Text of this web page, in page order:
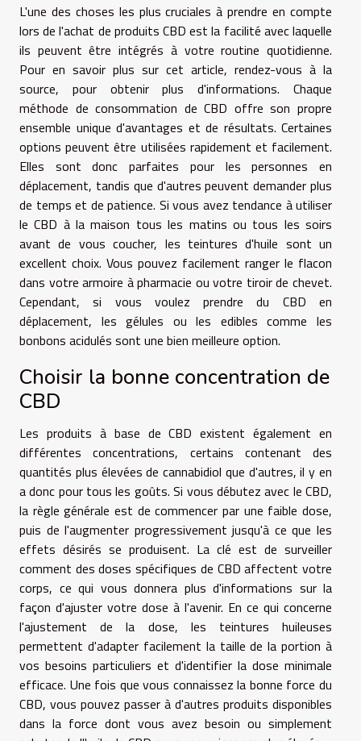
L'une des choses les plus cruciales à prendre en compte
lors de l'achat de produits CBD est la facilité avec laquelle
ils peuvent être intégrés à votre routine quotidienne.
Pour en savoir plus sur cet article, rendez-vous à la
source, pour obtenir plus d'informations. Chaque
méthode de consommation de CBD offre son propre
ensemble unique d'avantages et de résultats. Certaines
options peuvent être utilisées rapidement et facilement.
Elles sont donc parfaites pour les personnes en
déplacement, tandis que d'autres peuvent demander plus
de temps et de patience. Si vous avez tendance à utiliser
le CBD à la maison tous les matins ou tous les soirs
avant de vous coucher, les teintures d'huile sont un
excellent choix. Vous pouvez facilement ranger le flacon
dans votre armoire à pharmacie ou votre tiroir de chevet.
Cependant, si vous voulez prendre du CBD en
déplacement, les gélules ou les edibles comme les
bonbons acidulés sont une bien meilleure option.
Choisir la bonne concentration de
CBD
Les produits à base de CBD existent également en
différentes concentrations, certains contenant des
quantités plus élevées de cannabidiol que d'autres, il y en
a donc pour tous les goûts. Si vous débutez avec le CBD,
la règle générale est de commencer par une faible dose,
puis de l'augmenter progressivement jusqu'à ce que les
effets désirés se produisent. La clé est de surveiller
comment des doses spécifiques de CBD affectent votre
corps, ce qui vous donnera plus d'informations sur la
façon d'ajuster votre dose à l'avenir. En ce qui concerne
l'ajustement de la dose, les teintures huileuses
permettent d'adapter facilement la taille de la portion à
vos besoins particuliers et d'identifier la dose minimale
efficace. Une fois que vous connaissez la bonne force du
CBD, vous pouvez passer à d'autres produits disponibles
dans la force dont vous avez besoin ou simplement